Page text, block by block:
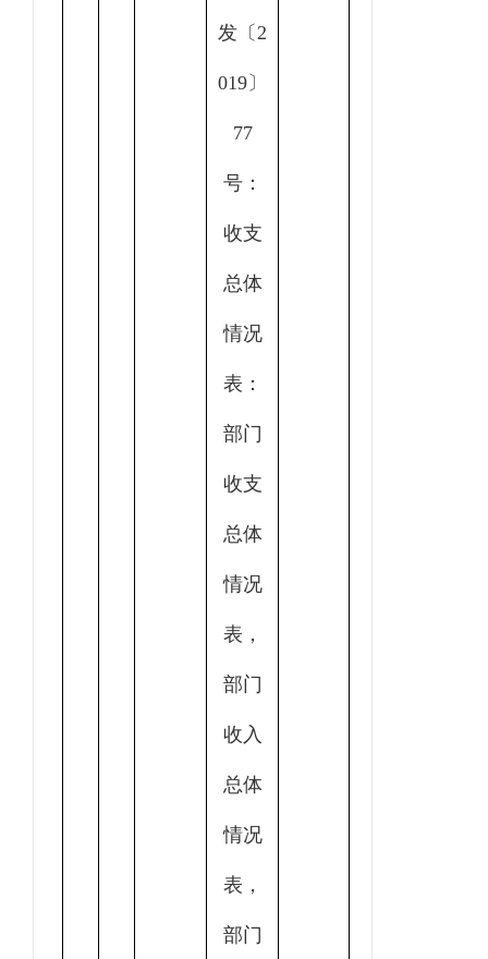
发〔2
019〕
77
号：
收支
总体
情况
表：
部门
收支
总体
情况
表，
部门
收入
总体
情况
表，
部门